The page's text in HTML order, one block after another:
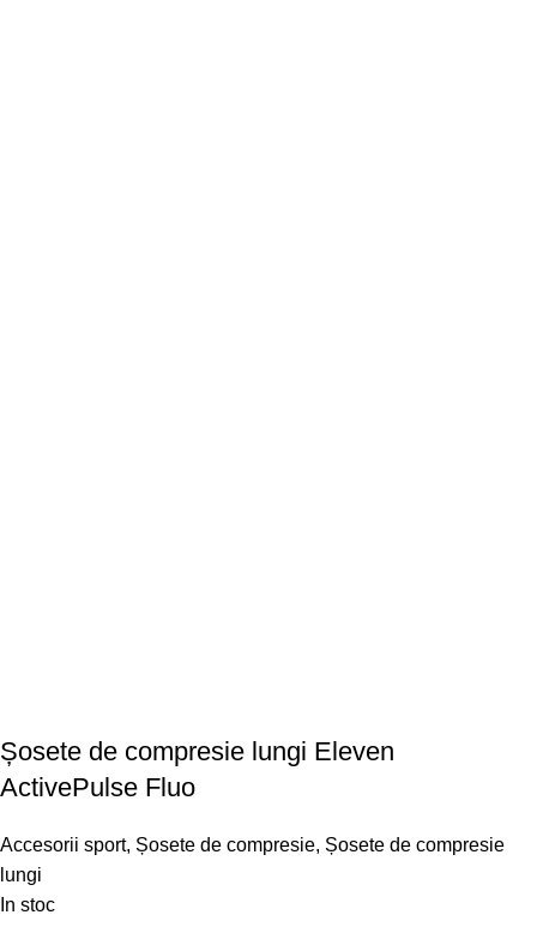
Șosete de compresie lungi Eleven
ActivePulse Fluo
Accesorii sport, Șosete de compresie, Șosete de compresie
lungi
In stoc